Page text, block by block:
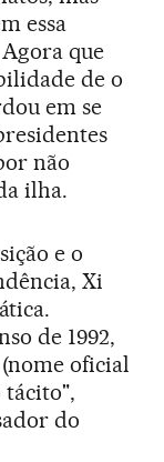
essa
que
de o
em se
não
ilha.
e o
Xi
de 1992,
oficial
tácito",
do